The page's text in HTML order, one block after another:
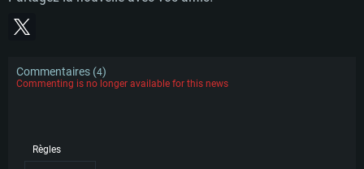
Commentaires (4)
Commenting is no longer available for this news
Règles